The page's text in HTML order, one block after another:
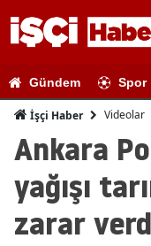
Gündem Spor
İşçi Haber Videolar
Ankara
yağışı
zarar